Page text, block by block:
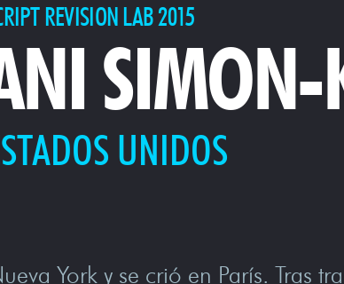
REVISION LAB 2015
SIMON-
UNIDOS
York y se crió en París. Tras